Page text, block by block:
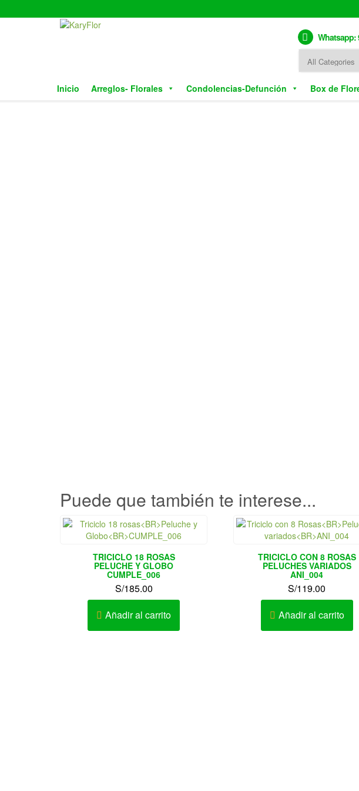
to
Whatsapp:
Inicio Arreglos- Florales Condolencias-Defunción Box de
Puede que también te interese...
TRICICLO 18 ROSAS
PELUCHE Y GLOBO
CUMPLE_006
S/185.00
Añadir al carrito
TRICICLO CON 8 ROSAS
PELUCHES VARIADOS
ANI_004
S/119.00
Añadir al carrito